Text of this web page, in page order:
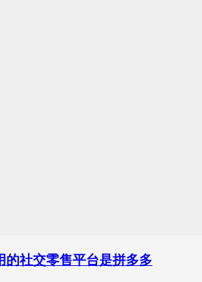
的社交零售平台是拼多多